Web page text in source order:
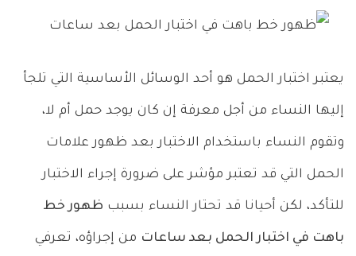
يعتبر اختبار الحمل هو أحد الوسائل الأساسية التي تلجأ
إليها النساء من أجل معرفة إن كان يوجد حمل أم لا،
وتقوم النساء باستخدام الاختبار بعد ظهور علامات
الحمل التي قد تعتبر مؤشر على ضرورة إجراء الاختبار
للتأكد، لكن أحيانا قد تحتار النساء بسبب ظهور خط
باهت في اختبار الحمل بعد ساعات من إجراؤه، تعرفي